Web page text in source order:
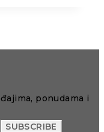
ponudama i